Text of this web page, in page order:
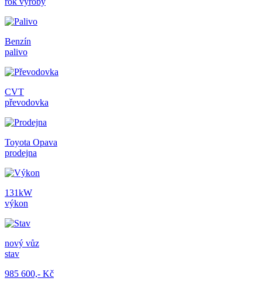
Benzín
palivo
CVT
převodovka
Toyota Opava
prodejna
131kW
výkon
nový vůz
stav
985 600,- Kč